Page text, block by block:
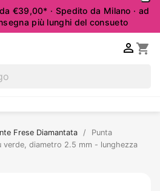
€39,00* · Spedito da Milano · ad
più lunghi del consueto
shopping_cart

Frese Diamantata
Punta
verde, diametro 2.5 mm - lunghezza